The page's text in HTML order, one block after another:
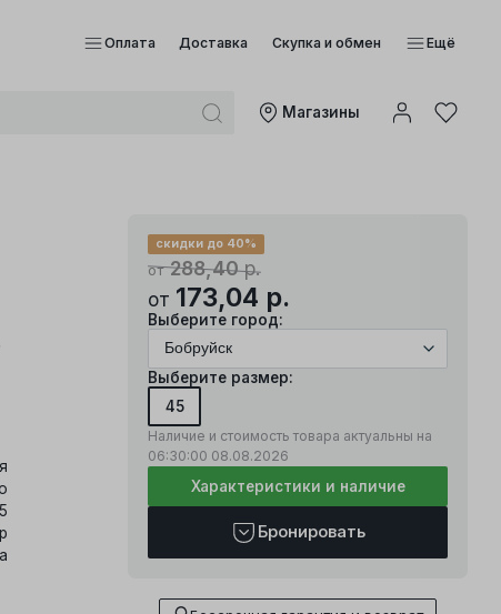
Оплата Доставка Скупка и обмен Ещё
Mагазины
от288,40р.
скидки до 40%
от 173,04 р.
Выберите город:
Выберите размер:
45
Наличие и стоимость товара актуальны на
06:30:00 08.08.2026
Характеристики и наличие
Бронировать